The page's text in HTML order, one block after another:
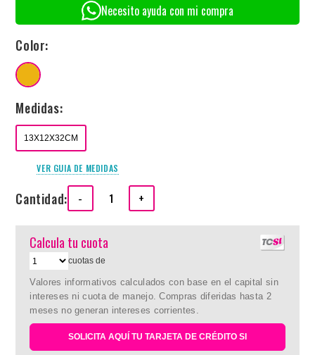
Necesito ayuda con mi compra
Color:
Medidas:
13X12X32CM
VER GUIA DE MEDIDAS
Cantidad: - +
Calcula tu cuota
cuotas de
Valores informativos calculados con base en el capital sin
intereses ni cuota de manejo. Compras diferidas hasta 2
meses no generan intereses corrientes.
SOLICITA AQUÍ TU TARJETA DE CRÉDITO SI